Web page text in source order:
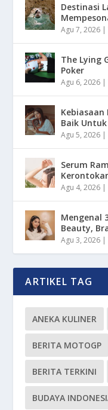
Destinasi
Agu 7, 2026 |
The Lying
Poker
Agu 6, 2026 |
Kebiasaan
Baik
Agu 5, 2026 |
Serum
Agu 4, 2026 |
Mengenal
Beauty,
Agu 3, 2026 |
ARTIKEL TAG
ANEKA KULINER
BERITA MOTOGP
BERITA TERKINI
BUDAYA